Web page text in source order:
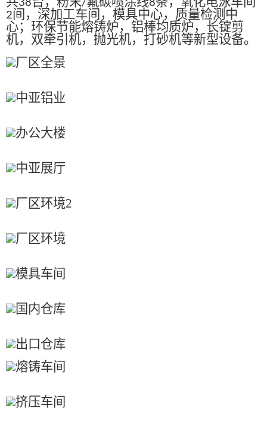
38 / 8
2间，深加工车间，模具中心，质量检测中
心；环保节能熔铸炉，铝棒均质炉，长锭剪
机，双牵引机，抛光机，打砂机等新型设备。